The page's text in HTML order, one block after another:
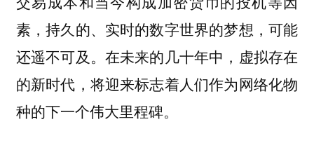
素，持久的、实时的数字世界的梦想，可能
还遥不可及。在未来的几十年中，虚拟存在
的新时代，将迎来标志着人们作为网络化物
种的下一个伟大里程碑。